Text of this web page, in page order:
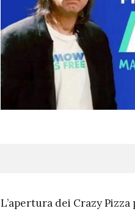
L’apertura dei Crazy